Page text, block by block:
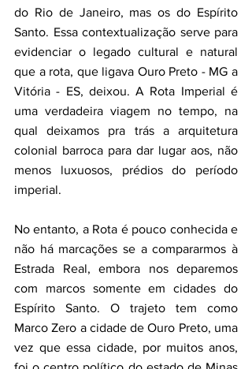
do Rio de Janeiro, mas os do Espírito
Santo. Essa contextualização serve para
evidenciar o legado cultural e natural
que a rota, que ligava Ouro Preto - MG a
Vitória - ES, deixou. A Rota Imperial é
uma verdadeira viagem no tempo, na
qual deixamos pra trás a arquitetura
colonial barroca para dar lugar aos, não
menos luxuosos, prédios do período
imperial.
No entanto, a Rota é pouco conhecida e
não há marcações se a compararmos à
Estrada Real, embora nos deparemos
com marcos somente em cidades do
Espírito Santo. O trajeto tem como
Marco Zero a cidade de Ouro Preto, uma
vez que essa cidade, por muitos anos,